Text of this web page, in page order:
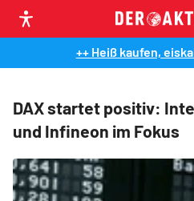
++ Heiß kaufen,
DAX startet positiv:
und Infineon im Fokus